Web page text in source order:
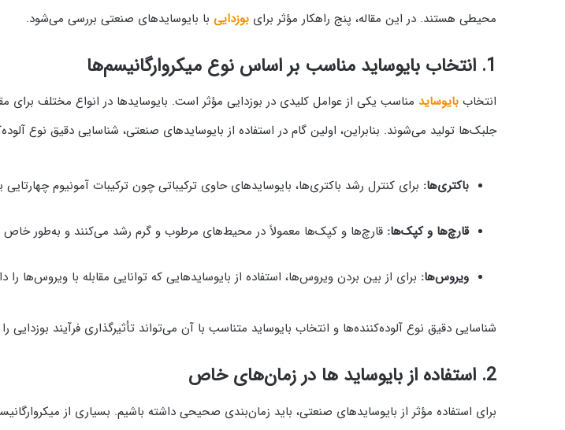
محیطی هستند. در این مقاله، پنج راهکار مؤثر برای بوزدایی با بایوسایدهای صنعتی بررسی می‌شود.
1. انتخاب بایوساید مناسب بر اساس نوع میکروارگانیسم‌ها
انتخاب بایوساید مناسب یکی از عوامل کلیدی در بوزدایی مؤثر است. بایوسایدها در انواع مختلف برای
جلبک‌ها تولید می‌شوند. بنابراین، اولین گام در استفاده از بایوسایدهای صنعتی، شناسایی دقیق نوع
باکتری‌ها: برای کنترل رشد باکتری‌ها، بایوسایدهای حاوی ترکیباتی چون ترکیبات آمونیوم چهارتایی
قارچ‌ها و کپک‌ها: قارچ‌ها و کپک‌ها معمولاً در محیط‌های مرطوب و گرم رشد می‌کنند و به‌طور خاص
ویروس‌ها: برای از بین بردن ویروس‌ها، استفاده از بایوسایدهایی که توانایی مقابله با ویروس‌ها
شناسایی دقیق نوع آلوده‌کننده‌ها و انتخاب بایوساید متناسب با آن می‌تواند تأثیرگذاری فرآیند
2. استفاده از بایوساید ها در زمان‌های خاص
برای استفاده مؤثر از بایوسایدهای صنعتی، باید زمان‌بندی صحیحی داشته باشیم. بسیاری از